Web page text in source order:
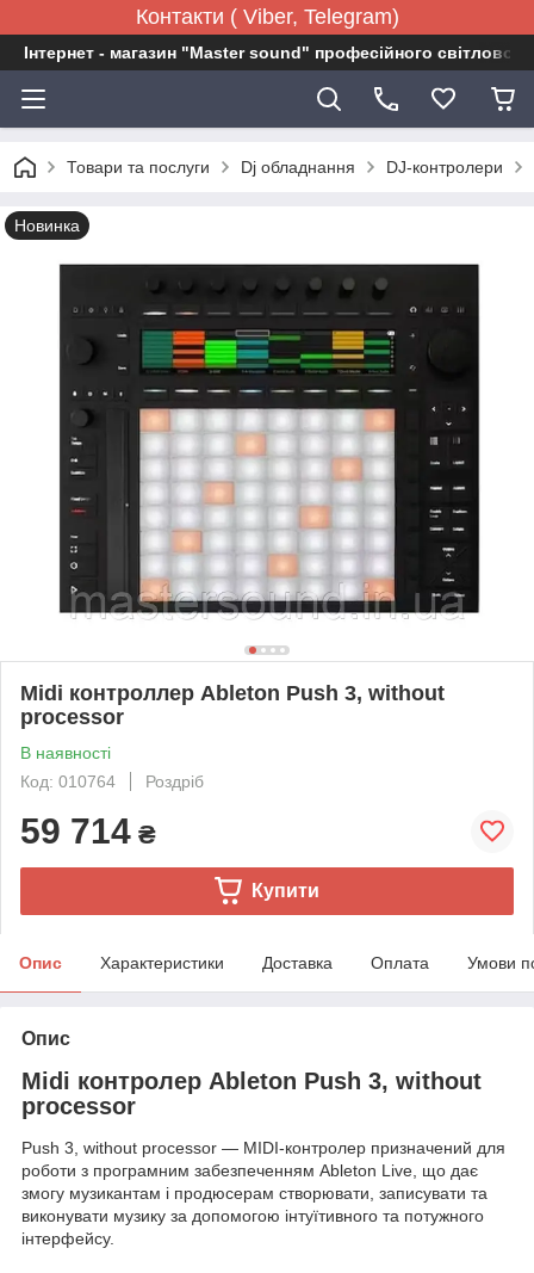
Контакти ( Viber, Telegram)
Інтернет - магазин "Master sound" професійного
Товари та послуги Dj обладнання DJ-контролери
Новинка
Midi контроллер Ableton Push 3, without
processor
В наявності
Код: 010764
Роздріб
59 714 ₴
Купити
Опис Характеристики Доставка Оплата Умови
Опис
Midi контролер Ableton Push 3, without
processor
Push 3, without processor — MIDI-контролер призначений для
роботи з програмним забезпеченням Ableton Live, що дає
змогу музикантам і продюсерам створювати, записувати та
виконувати музику за допомогою інтуїтивного та потужного
інтерфейсу.